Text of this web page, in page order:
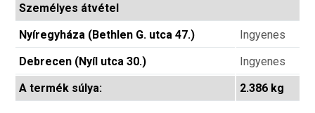
Személyes átvétel
Nyíregyháza (Bethlen G. utca 47.)
Ingyenes
Debrecen (Nyíl utca 30.)
Ingyenes
A termék súlya:
2.386 kg